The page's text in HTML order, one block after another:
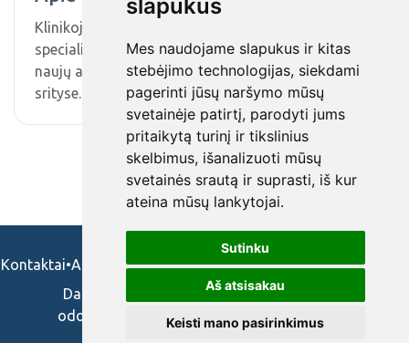
slapukus
Mes naudojame slapukus ir kitas
stebėjimo technologijas, siekdami
pagerinti jūsų naršymo mūsų
svetainėje patirtį, parodyti jums
pritaikytą turinį ir tikslinius
skelbimus, išanalizuoti mūsų
svetainės srautą ir suprasti, iš kur
ateina mūsų lankytojai.
Sutinku
Aš atsisakau
Keisti mano pasirinkimus
Klinikoje subūrėme patyrusių ir kvalifikuotų
specialistų komandą, kartu tobulėjame ir siekiame
naujų ambicingų tikslų tiek medicinos, tiek mokslo
srityse.
Kontaktai•Apie mus•Naudojimosi taisykės•Privatumo politika
Darbo skelbimai ir pasiūlymai: gydytojams,
odontologams, slaugytojams, veterinarams,